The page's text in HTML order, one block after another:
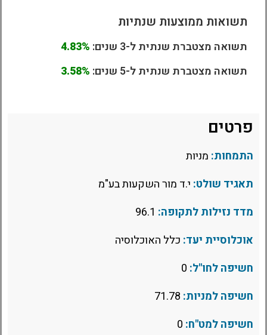
תשואות ממוצעות שנתיות
תשואה מצטברת שנתית ל-3 שנים:
4.83%
תשואה מצטברת שנתית ל-5 שנים:
3.58%
פרטים
התמחות: מניות
תאגיד שולט: י.ד מור השקעות בע"מ
מדד נזילות לתקופה:
אוכלוסיית יעד: כלל האוכלוסיה
חשיפה לחו"ל:
חשיפה למניות:
חשיפה למט"ח: